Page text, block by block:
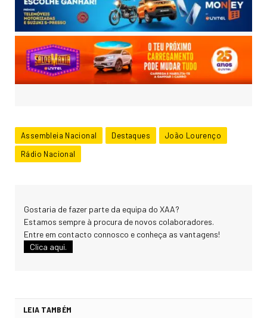
Assembleia Nacional Destaques
João Lourenço
Rádio Nacional
Gostaria de fazer parte da equipa do XAA?
Estamos sempre à procura de novos colaboradores.
Entre em contacto connosco e conheça as vantagens!
Clica aqui.
LEIA TAMBÉM